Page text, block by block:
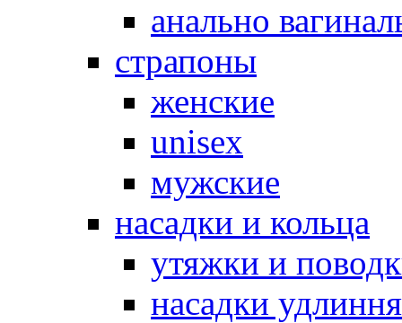
анально
страпоны
женские
unisex
мужские
насадки и кольца
утяжки и
насадки